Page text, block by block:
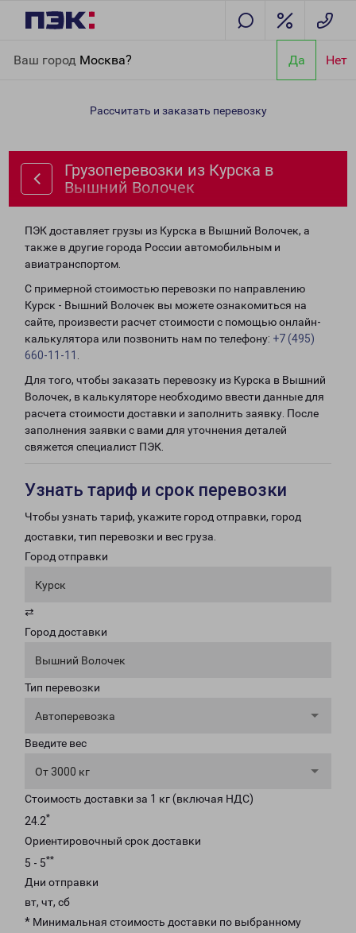
Ваш город Москва? Да Нет
Волочек
Рассчитать и заказать перевозку
Грузоперевозки из Курска в
Вышний Волочек
ПЭК доставляет грузы из Курска в Вышний Волочек, а
также в другие города России автомобильным и
авиатранспортом.
С примерной стоимостью перевозки по направлению
Курск - Вышний Волочек вы можете ознакомиться на
сайте, произвести расчет стоимости с помощью онлайн-
калькулятора или позвонить нам по телефону: +7 (495)
660-11-11
Для того, чтобы заказать перевозку из Курска в Вышний
Волочек, в калькуляторе необходимо ввести данные для
расчета стоимости доставки и заполнить заявку. После
заполнения заявки с вами для уточнения деталей
свяжется специалист ПЭК.
Узнать тариф и срок перевозки
Чтобы узнать тариф, укажите город отправки, город
доставки, тип перевозки и вес груза.
Город отправки
Курск
⇄
Город доставки
Вышний Волочек
Тип перевозки
Автоперевозка
Введите вес
От 3000 кг
Стоимость доставки за 1 кг (включая НДС)
24.2*
Ориентировочный срок доставки
5 - 5**
Дни отправки
вт, чт, сб
* Минимальная стоимость доставки по выбранному